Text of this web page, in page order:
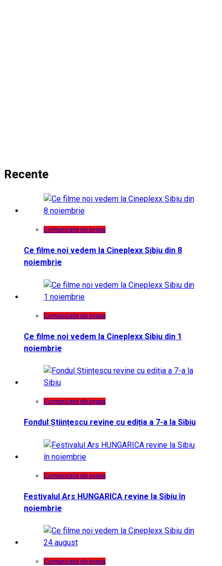
Recente
Comunicate de presa
Ce filme noi vedem la Cineplexx Sibiu din 8
noiembrie
Comunicate de presa
Ce filme noi vedem la Cineplexx Sibiu din 1
noiembrie
Comunicate de presa
Fondul Științescu revine cu ediția a 7-a la Sibiu
Comunicate de presa
Festivalul Ars HUNGARICA revine la Sibiu în
noiembrie
Comunicate de presa